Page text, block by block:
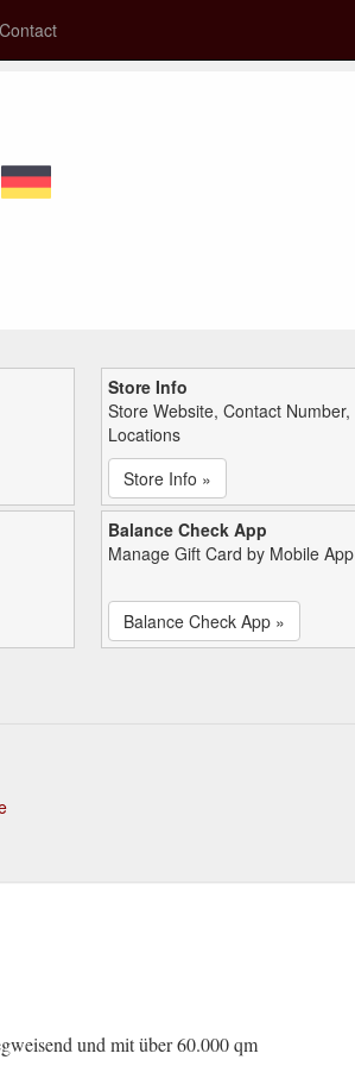
Contact
Store Info
Store Website, Contact Number,
Locations
Store Info »
Balance Check App
Manage Gift Card by Mobile App
Balance Check App »
und mit über 60.000 qm